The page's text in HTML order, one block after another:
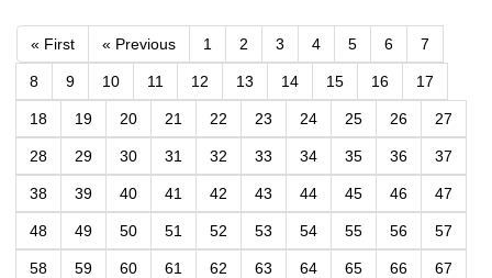
« First « Previous 1 2 3 4 5 6 7
8 9 10 11 12 13 14 15 16 17
18 19 20 21 22 23 24 25 26 27
28 29 30 31 32 33 34 35 36 37
38 39 40 41 42 43 44 45 46 47
48 49 50 51 52 53 54 55 56 57
58 59 60 61 62 63 64 65 66 67